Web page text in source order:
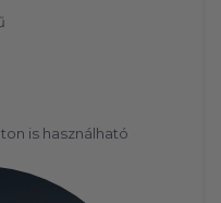
is használható